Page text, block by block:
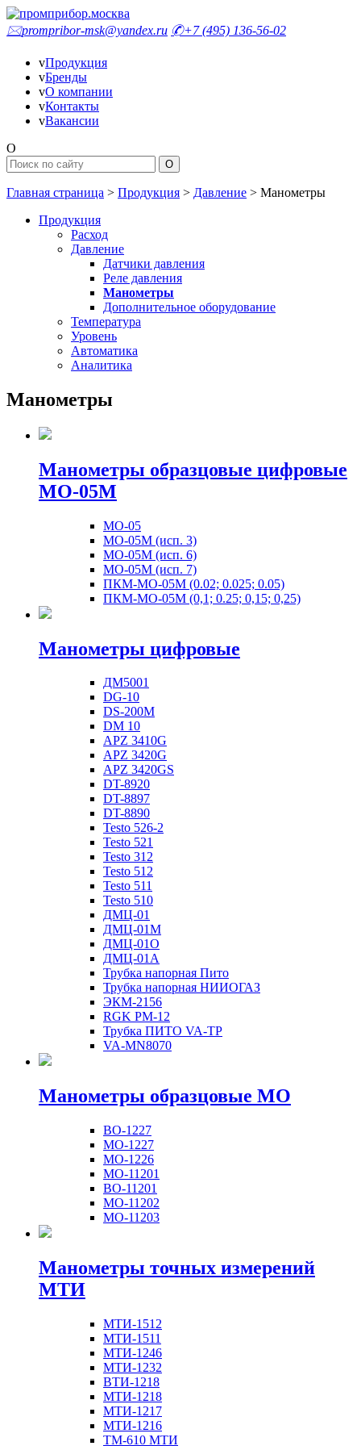
🖂prompribor-msk@yandex.ru ✆+7 (495) 136-56-02
vПродукция
vБренды
vО компании
vКонтакты
vВакансии
O
Главная страница > Продукция > Давление > Манометры
Продукция
Расход
Давление
Датчики давления
Реле давления
Манометры
Дополнительное оборудование
Температура
Уровень
Автоматика
Аналитика
Манометры
Манометры образцовые цифровые
МО-05М
МО-05
МО-05М (исп. 3)
МО-05М (исп. 6)
МО-05М (исп. 7)
ПКМ-МО-05М (0.02; 0.025; 0.05)
ПКМ-МО-05М (0,1; 0.25; 0,15; 0,25)
Манометры цифровые
ДМ5001
DG-10
DS-200M
DM 10
APZ 3410G
APZ 3420G
APZ 3420GS
DT-8920
DT-8897
DT-8890
Testo 526-2
Testo 521
Testo 312
Testo 512
Testo 511
Testo 510
ДМЦ-01
ДМЦ-01М
ДМЦ-01О
ДМЦ-01А
Трубка напорная Пито
Трубка напорная НИИОГАЗ
ЭКМ-2156
RGK PM-12
Трубка ПИТО VA-TP
VA-MN8070
Манометры образцовые МО
ВО-1227
МО-1227
МО-1226
МО-11201
ВО-11201
МО-11202
МО-11203
Манометры точных измерений
МТИ
МТИ-1512
МТИ-1511
МТИ-1246
МТИ-1232
ВТИ-1218
МТИ-1218
МТИ-1217
МТИ-1216
ТМ-610 МТИ